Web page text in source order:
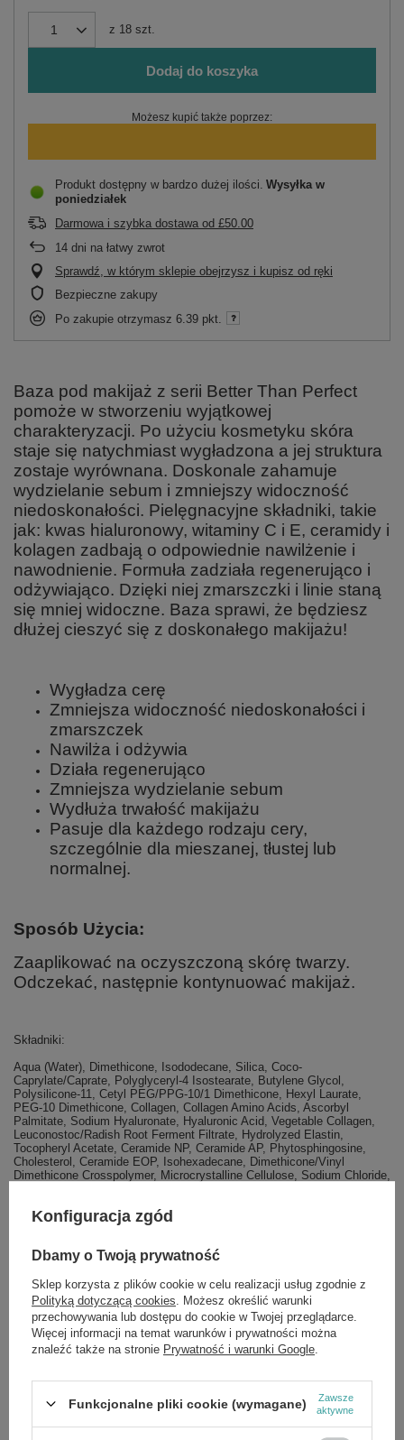
z 18 szt.
Dodaj do koszyka
Możesz kupić także poprzez:
Produkt dostępny w bardzo dużej ilości Wysyłka w
poniedziałek
Darmowa i szybka dostawa od £50.00
14 dni na łatwy zwrot
Sprawdź, w którym sklepie obejrzysz i kupisz od ręki
Bezpieczne zakupy
Po zakupie otrzymasz 6.39 pkt.
Baza pod makijaż z serii Better Than Perfect
pomoże w stworzeniu wyjątkowej
charakteryzacji. Po użyciu kosmetyku skóra
staje się natychmiast wygładzona a jej struktura
zostaje wyrównana. Doskonale zahamuje
wydzielanie sebum i zmniejszy widoczność
niedoskonałości. Pielęgnacyjne składniki, takie
jak: kwas hialuronowy, witaminy C i E, ceramidy i
kolagen zadbają o odpowiednie nawilżenie i
nawodnienie. Formuła zadziała regenerująco i
odżywiająco. Dzięki niej zmarszczki i linie staną
się mniej widoczne. Baza sprawi, że będziesz
dłużej cieszyć się z doskonałego makijażu!
Wygładza cerę
Zmniejsza widoczność niedoskonałości i
zmarszczek
Nawilża i odżywia
Działa regenerująco
Zmniejsza wydzielanie sebum
Wydłuża trwałość makijażu
Pasuje dla każdego rodzaju cery,
szczególnie dla mieszanej, tłustej lub
normalnej.
Sposób Użycia:
Zaaplikować na oczyszczoną skórę twarzy.
Odczekać, następnie kontynuować makijaż.
Składniki:
Aqua (Water), Dimethicone, Isododecane, Silica, Coco-
Caprylate/Caprate, Polyglyceryl-4 Isostearate, Butylene Glycol,
Polysilicone-11, Cetyl PEG/PPG-10/1 Dimethicone, Hexyl Laurate,
PEG-10 Dimethicone, Collagen, Collagen Amino Acids, Ascorbyl
Palmitate, Sodium Hyaluronate, Hyaluronic Acid, Vegetable Collagen,
Leuconostoc/Radish Root Ferment Filtrate, Hydrolyzed Elastin,
Tocopheryl Acetate, Ceramide NP, Ceramide AP, Phytosphingosine,
Cholesterol, Ceramide EOP, Isohexadecane, Dimethicone/Vinyl
Dimethicone Crosspolymer, Microcrystalline Cellulose, Sodium Chloride,
Carbomer, Disodium EDTA, Aluminum Hydroxide, Phenoxyethanol,
Ethylhexylglycerin, Parfum (Fragrance), Limonene. +/-: CI 77891
77499 (Iron Oxide).
Marka Eveline MakeUp
Zobacz również
Konfiguracja zgód
Dbamy o Twoją prywatność
Sklep korzysta z plików cookie w celu realizacji usług zgodnie z
Polityką dotyczącą cookies . Możesz określić warunki
przechowywania lub dostępu do cookie w Twojej przeglądarce.
Więcej informacji na temat warunków i prywatności można
znaleźć także na stronie Prywatność i warunki Google
Funkcjonalne pliki cookie (wymagane)
Zawsze
aktywne